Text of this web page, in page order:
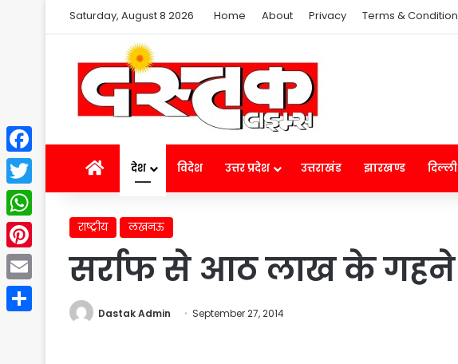
Saturday, August 8 2026 Home About Privacy Terms &
Homeदेश विदेश उत्तर प्रदेश उत्तराखंड झारखण्ड दिल्ली
राष्ट्रीय लखनऊ
सर्राफ से आठ लाख के
Dastak Admin September 27, 2014
Facebook
Twitter
WhatsApp
Pinterest
Email